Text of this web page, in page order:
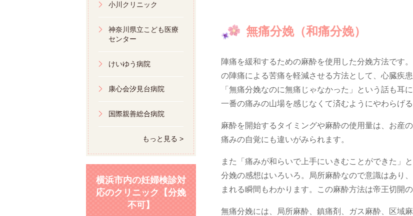
無痛分娩（和痛分娩）
陣痛を緩和するための麻酔を使用した分娩方法です
の陣痛による苦痛を軽減させる方法として、心臓疾
「無痛分娩なのに無痛じゃなかった」という話も耳
一番の痛みの山場を感じなくて済むようにやわらげる
麻酔を開始するタイミングや麻酔の使用量は、お産
痛みの自覚にも違いがみられます。
また「痛みが和らいで上手にいきむことができた」
分娩の感想はいろいろ。局所麻酔なので意識はあり
まれる瞬間もわかります。この麻酔方法は帝王切開
無痛分娩には、局所麻酔、鎮痛剤、ガス麻酔、区域
小川クリニック
神奈川県立こども医療
センター
けいゆう病院
康心会汐見台病院
国際親善総合病院
もっと見る >
横浜市内の妊婦検診対
応のクリニック【分娩
不可】